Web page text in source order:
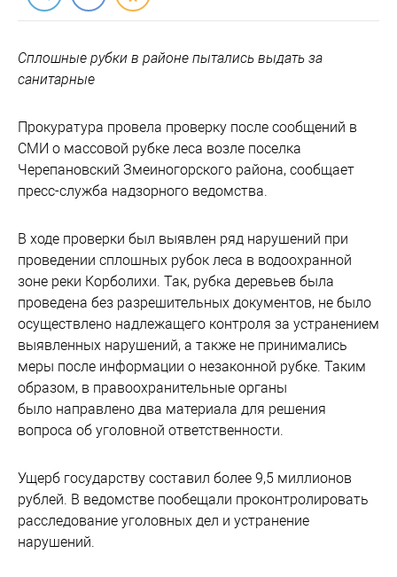
Сплошные рубки в районе пытались выдать за
санитарные
Прокуратура провела проверку после сообщений в
СМИ о массовой рубке леса возле поселка
Черепановский Змеиногорского района, сообщает
пресс-служба надзорного ведомства.
В ходе проверки был выявлен ряд нарушений при
проведении сплошных рубок леса в водоохранной
зоне реки Корболихи. Так, рубка деревьев была
проведена без разрешительных документов, не было
осуществлено надлежащего контроля за устранением
выявленных нарушений, а также не принимались
меры после информации о незаконной рубке. Таким
образом, в правоохранительные органы
было направлено два материала для решения
вопроса об уголовной ответственности.
Ущерб государству составил более 9,5 миллионов
рублей. В ведомстве пообещали проконтролировать
расследование уголовных дел и устранение
нарушений.